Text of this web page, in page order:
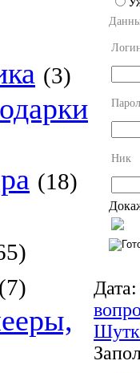
(3)
(18)
(7)
Ник
Дата: